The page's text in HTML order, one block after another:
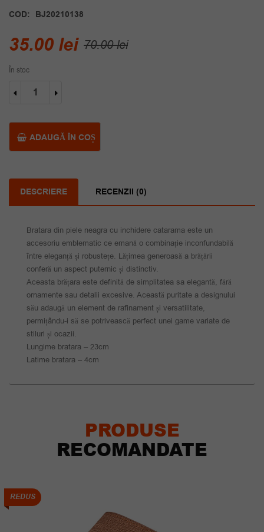
COD: BJ20210138
70.00leiPrețul
35.00 lei
Prețul
În stoc
Cantitate
Bratara
inchidere
catarama
ADAUGĂ ÎN COȘ
DESCRIERE RECENZII (0)
Bratara din piele neagra cu inchidere catarama este un
accesoriu emblematic ce emană o combinație inconfundabilă
între eleganță și robustețe. Lățimea generoasă a brățării
conferă un aspect puternic și distinctiv.
Aceasta brățara este definită de simplitatea sa elegantă, fără
ornamente sau detalii excesive. Această puritate a designului
său adaugă un element de rafinament și versatilitate,
permițându-i să se potrivească perfect unei game variate de
stiluri și ocazii.
Lungime bratara – 23cm
Latime bratara – 4cm
PRODUSE
RECOMANDATE
REDUS